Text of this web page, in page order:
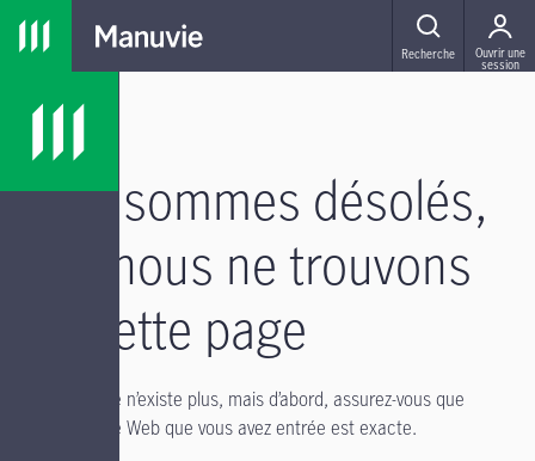
Passer à la navigation principale
Passer au contenu principal
Passer au pied de page
MENU
Recherche Ouvrir une
session
Nous sommes désolés,
mais nous ne trouvons
pas cette page
Il se peut qu’elle n’existe plus, mais d’abord, assurez-vous que
l’adresse du site Web que vous avez entrée est exacte.